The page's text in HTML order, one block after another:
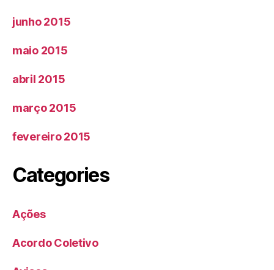
junho 2015
maio 2015
abril 2015
março 2015
fevereiro 2015
Categories
Ações
Acordo Coletivo